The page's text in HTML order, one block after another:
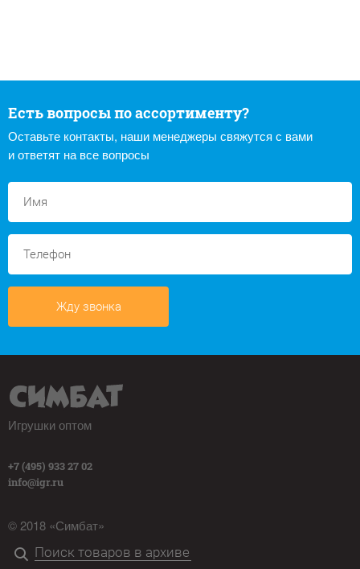
Есть вопросы по ассортименту?
Оставьте контакты, наши менеджеры свяжутся с вами
и ответят на все вопросы
Жду звонка
Игрушки оптом
+7 (495) 933 27 02
info@igr.ru
© 2018 «Симбат»